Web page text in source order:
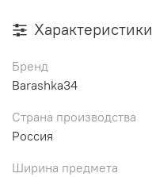
Характеристики
Бренд
Barashka34
Страна производства
Россия
Ширина предмета